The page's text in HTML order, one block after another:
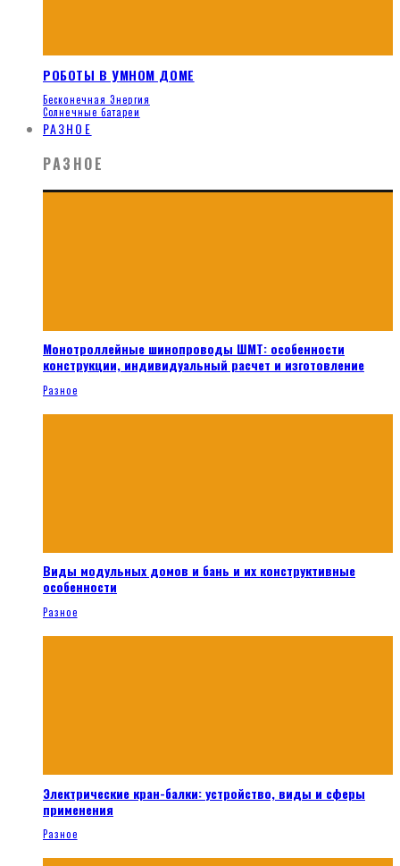
РОБОТЫ В УМНОМ ДОМЕ
Бесконечная Энергия
Солнечные батареи
РАЗНОЕ
РАЗНОЕ
Монотроллейные шинопроводы ШМТ: особенности
конструкции, индивидуальный расчет и изготовление
Разное
Виды модульных домов и бань и их конструктивные
особенности
Разное
Электрические кран-балки: устройство, виды и сферы
применения
Разное